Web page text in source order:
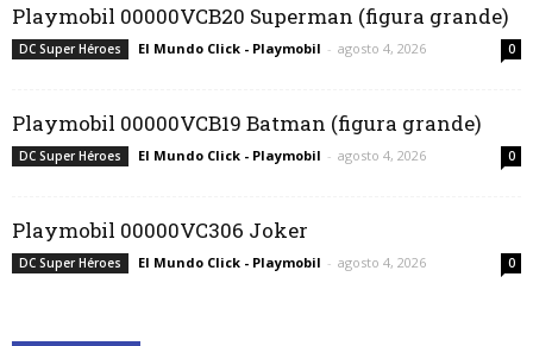
Playmobil 00000VCB20 Superman (figura grande)
DC Super Héroes El Mundo Click - Playmobil - agosto 4, 2026 0
Playmobil 00000VCB19 Batman (figura grande)
DC Super Héroes El Mundo Click - Playmobil - agosto 4, 2026 0
Playmobil 00000VC306 Joker
DC Super Héroes El Mundo Click - Playmobil - agosto 4, 2026 0